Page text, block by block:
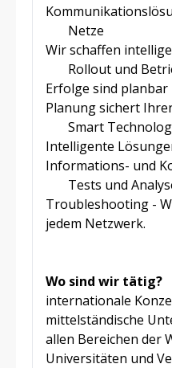
Netze
Wir schaffen
Rollout und
Erfolge sind
Planung sichert
Smart
Intelligente
Informations- und
Tests und
Troubleshooting -
jedem Netzwerk.
Wo sind wir tätig?
internationale
mittelständische
allen Bereichen der
Universitäten und